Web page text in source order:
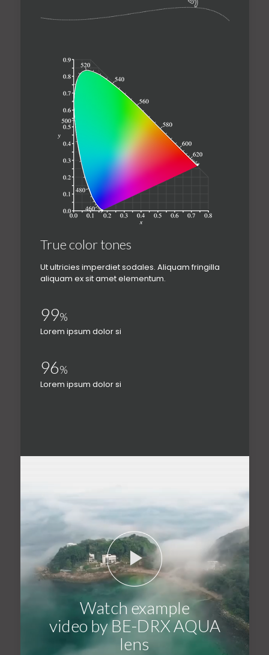
True color tones
Ut ultricies imperdiet sodales. Aliquam fringilla
aliquam ex sit amet elementum.
99%
Lorem ipsum dolor si
96%
Lorem ipsum dolor si
Watch example
video by BE-DRX AQUA
lens